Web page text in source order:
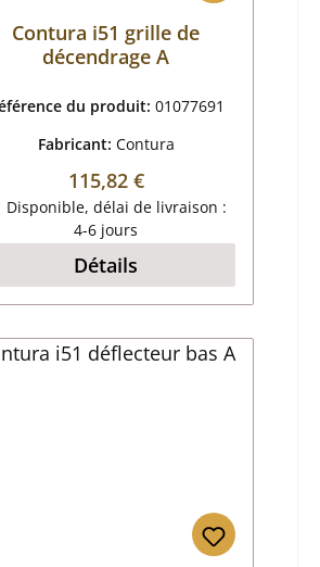
Contura i51 grille de
décendrage A
du produit: 01077691
Fabricant: Contura
Prix régulier :
115,82 €
Disponible, délai de livraison :
4-6 jours
Détails